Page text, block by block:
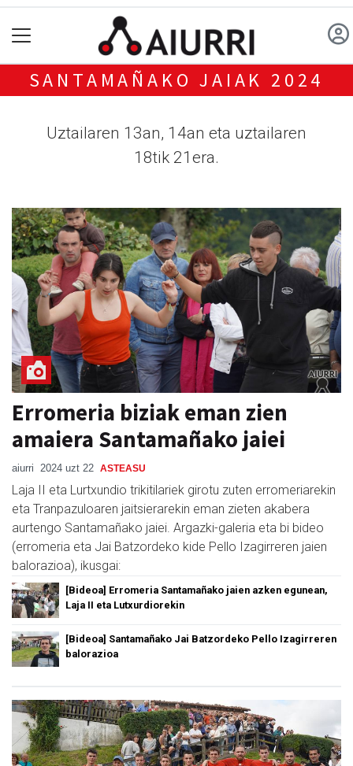
SANTAMAÑAKO JAIAK 2024
Uztailaren 13an, 14an eta uztailaren
18tik 21era.
Erromeria biziak eman zien
amaiera Santamañako jaiei
aiurri 2024 uzt 22 ASTEASU
Laja II eta Lurtxundio trikitilariek girotu zuten erromeriarekin
eta Tranpazuloaren jaitsierarekin eman zieten akabera
aurtengo Santamañako jaiei. Argazki-galeria eta bi bideo
(erromeria eta Jai Batzordeko kide Pello Izagirreren jaien
balorazioa), ikusgai:
[Bideoa] Erromeria Santamañako jaien azken egunean,
Laja II eta Lutxurdiorekin
[Bideoa] Santamañako Jai Batzordeko Pello Izagirreren
balorazioa